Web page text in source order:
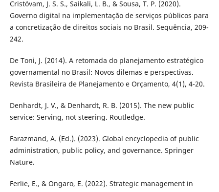
Cristóvam, J. S. S., Saikali, L. B., & Sousa, T. P. (2020).
Governo digital na implementação de serviços públicos para
a concretização de direitos sociais no Brasil. Sequência, 209-
242.
De Toni, J. (2014). A retomada do planejamento estratégico
governamental no Brasil: Novos dilemas e perspectivas.
Revista Brasileira de Planejamento e Orçamento, 4(1), 4-20.
Denhardt, J. V., & Denhardt, R. B. (2015). The new public
service: Serving, not steering. Routledge.
Farazmand, A. (Ed.). (2023). Global encyclopedia of public
administration, public policy, and governance. Springer
Nature.
Ferlie, E., & Ongaro, E. (2022). Strategic management in